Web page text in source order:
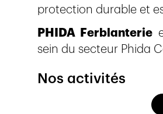
protection durable et
PHIDA Ferblanterie
sein du secteur Phida
Nos activités
Rénovation de